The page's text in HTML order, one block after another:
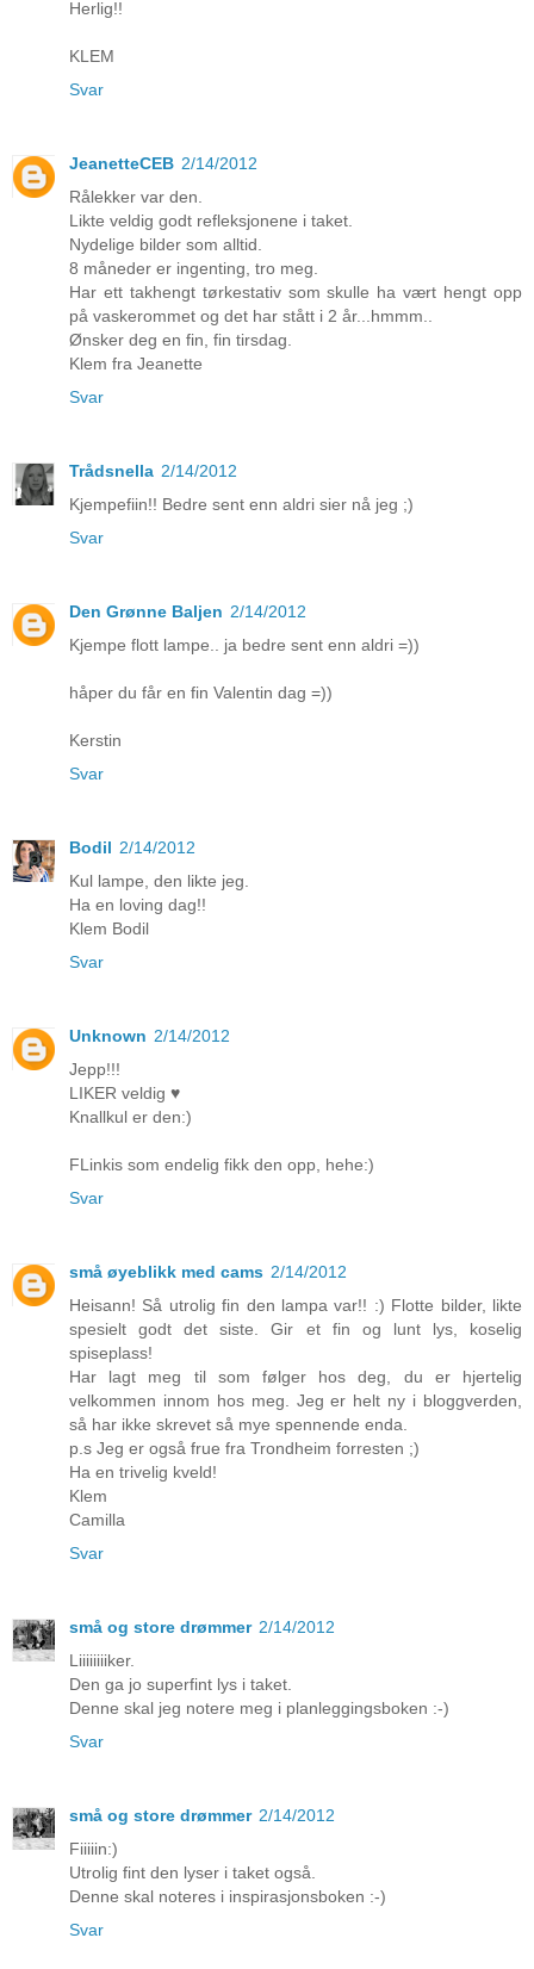
Herlig!!
KLEM
Svar
JeanetteCEB 2/14/2012
Rålekker var den.
Likte veldig godt refleksjonene i taket.
Nydelige bilder som alltid.
8 måneder er ingenting, tro meg.
Har ett takhengt tørkestativ som skulle ha vært hengt opp
på vaskerommet og det har stått i 2 år...hmmm..
Ønsker deg en fin, fin tirsdag.
Klem fra Jeanette
Svar
Trådsnella 2/14/2012
Kjempefiin!! Bedre sent enn aldri sier nå jeg ;)
Svar
Den Grønne Baljen 2/14/2012
Kjempe flott lampe.. ja bedre sent enn aldri =))
håper du får en fin Valentin dag =))
Kerstin
Svar
Bodil 2/14/2012
Kul lampe, den likte jeg.
Ha en loving dag!!
Klem Bodil
Svar
Unknown 2/14/2012
Jepp!!!
LIKER veldig ♥
Knallkul er den:)
FLinkis som endelig fikk den opp, hehe:)
Svar
små øyeblikk med cams 2/14/2012
Heisann! Så utrolig fin den lampa var!! :) Flotte bilder, likte
spesielt godt det siste. Gir et fin og lunt lys, koselig
spiseplass!
Har lagt meg til som følger hos deg, du er hjertelig
velkommen innom hos meg. Jeg er helt ny i bloggverden,
så har ikke skrevet så mye spennende enda.
p.s Jeg er også frue fra Trondheim forresten ;)
Ha en trivelig kveld!
Klem
Camilla
Svar
små og store drømmer 2/14/2012
Liiiiiiiiker.
Den ga jo superfint lys i taket.
Denne skal jeg notere meg i planleggingsboken :-)
Svar
små og store drømmer 2/14/2012
Fiiiiin:)
Utrolig fint den lyser i taket også.
Denne skal noteres i inspirasjonsboken :-)
Svar